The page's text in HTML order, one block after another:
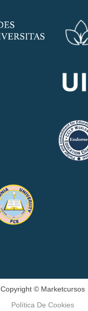
Copyright © Marketcursos
Política De Cookies